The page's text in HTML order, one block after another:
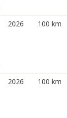
2026 100 km
2026 100 km